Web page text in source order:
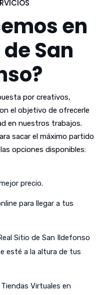
en
San
por creativos,
el objetivo de ofrecerle
en nuestros trabajos.
sacar el máximo partido
opciones disponibles:
precio.
para llegar a tus
Sitio de San Ildefonso
esté a la altura de tus
Virtuales en